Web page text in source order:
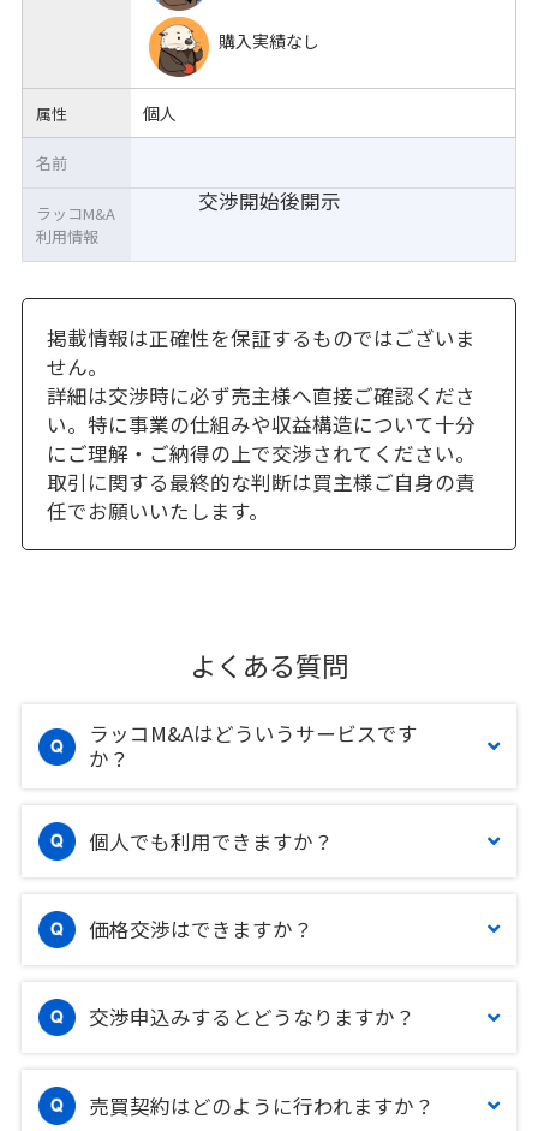
購入実績なし
属性 個人
交渉開始後開示
名前
ラッコM&A
利用情報
掲載情報は正確性を保証するものではございま
せん。
詳細は交渉時に必ず売主様へ直接ご確認くださ
い。特に事業の仕組みや収益構造について十分
にご理解・ご納得の上で交渉されてください。
取引に関する最終的な判断は買主様ご自身の責
任でお願いいたします。
よくある質問
ラッコM&Aはどういうサービスです
か？
個人でも利用できますか？
価格交渉はできますか？
交渉申込みするとどうなりますか？
売買契約はどのように行われますか？